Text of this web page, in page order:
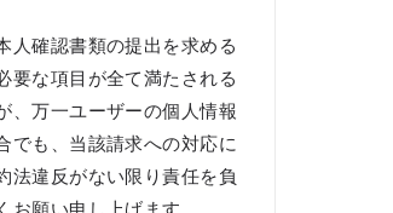
人確認書類の提出を求める
要な項目が全て満たされる
、万一ユーザーの個人情報
でも、当該請求への対応に
法違反がない限り責任を負